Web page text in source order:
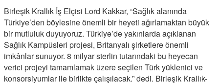
Birleşik Krallık İş Elçisi Lord Kakkar, “Sağlık alanında
Türkiye’den böylesine önemli bir heyeti ağırlamaktan büyük
bir mutluluk duyuyoruz. Türkiye’de yakınlarda açıklanan
Sağlık Kampüsleri projesi, Britanyalı şirketlere önemli
imkânlar sunuyor. 8 milyar sterlin tutarındaki bu heyecan
verici projeyi tamamlamak üzere seçilen Türk yüklenici ve
konsorsiyumlar ile birlikte çalışılacak.” dedi. Birleşik Krallık-